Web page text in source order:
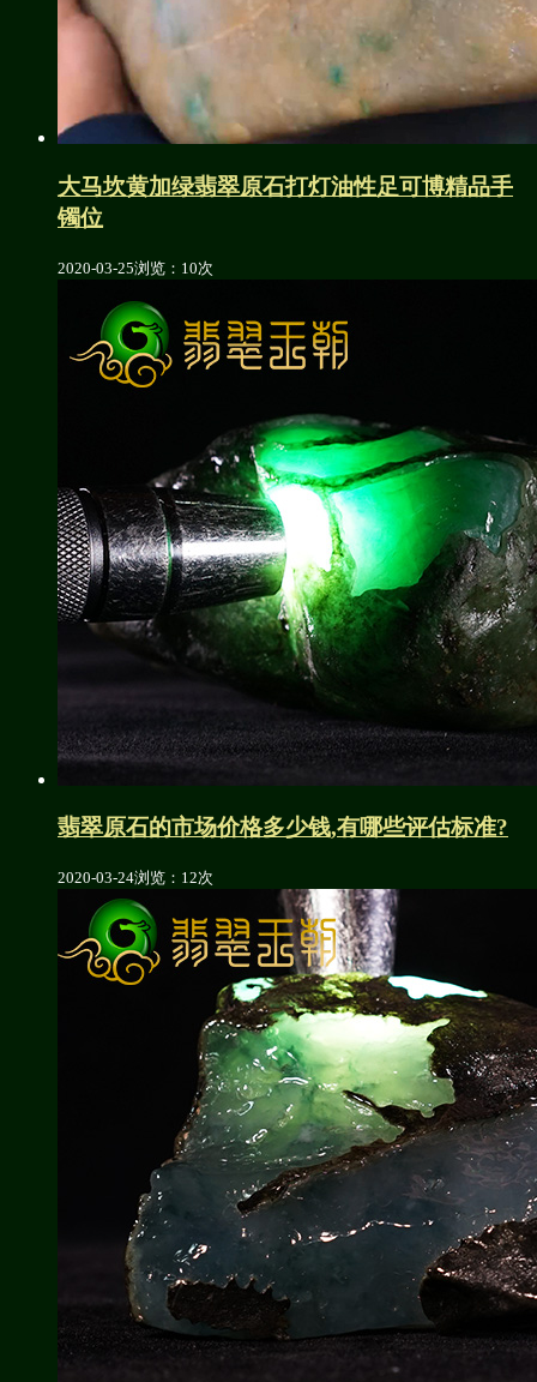
大马坎黄加绿翡翠原石打灯油性足可博精品手
镯位
2020-03-25浏览：10次
翡翠原石的市场价格多少钱,有哪些评估标准?
2020-03-24浏览：12次